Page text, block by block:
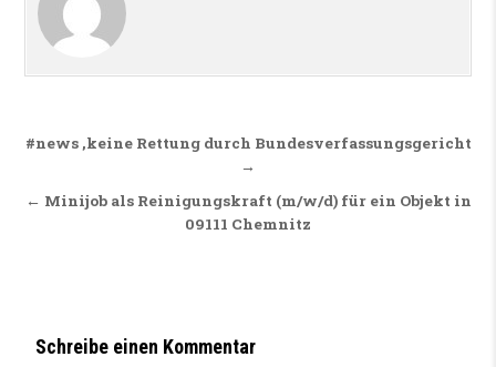
Beitragsnavigation
#news ,keine Rettung durch Bundesverfassungsgericht
→
← Minijob als Reinigungskraft (m/w/d) für ein Objekt in
09111 Chemnitz
Schreibe einen Kommentar